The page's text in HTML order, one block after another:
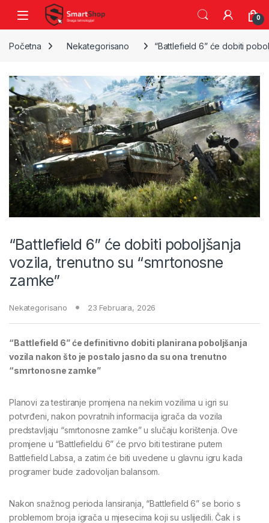
Skip to navigation
Skip to content
0
Početna Nekategorisano “Battlefield 6” će dobiti
“Battlefield 6” će dobiti poboljšanja
vozila, trenutno su “smrtonosne
zamke”
Nekategorisano 23 Februara, 2026
“Battlefield 6” će definitivno dobiti planirana poboljšanja
vozila nakon što je postalo jasno da su ona trenutno
“smrtonosne zamke”
Planovi za testiranje promjena na nekim vozilima u igri su
potvrđeni, nakon povratnih informacija igrača da vozila
predstavljaju “smrtonosne zamke” u slučaju korištenja. Ove
promjene u “Battlefieldu 6” će prvo biti testirane putem
Battlefield Labsa, a zatim će biti uvedene u glavnu igru ​​kada
programer bude zadovoljan balansom.
Nakon snažnog perioda lansiranja, “Battlefield 6” se borio s
problemom broja igrača u mjesecima koji su uslijedili. Čak i s